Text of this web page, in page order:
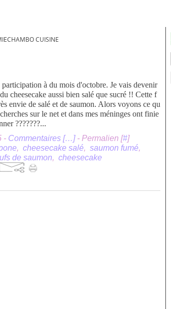
CUISINE
participation à du mois d'octobre. Je vais devenir
cheesecake aussi bien salé que sucré !! Cette f
envie de salé et de saumon. Alors voyons ce qu
sur le net et dans mes méninges ont finie
???????...
- Commentaires […]- Permalien [#]
, cheesecake salé, saumon fumé,
de saumon, cheesecake